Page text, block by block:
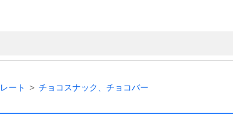
ート チョコスナック、チョコバー